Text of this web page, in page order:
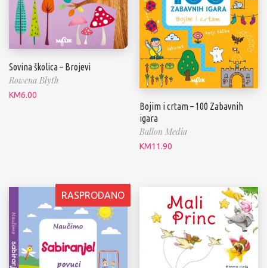
Sovina školica – Brojevi
Rowena Blyth
KM6.00
Bojim i crtam – 100 Zabavnih
igara
Ballon Media
KM11.90
RASPRODANO